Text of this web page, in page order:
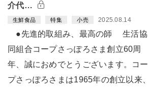
介代…
生鮮食品 特集 小売 2025.08.14
●先進的取組み、最高の師 生活協
同組合コープさっぽろさま創立60周
年、誠におめでとうございます。コー
プさっぽろさまは1965年の創立以来、